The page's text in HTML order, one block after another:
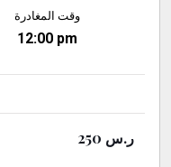
وقت المغادرة
12:00 pm
250 ر.س